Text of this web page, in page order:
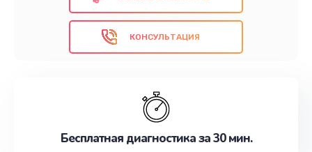
КОНСУЛЬТАЦИЯ
Бесплатная диагностика за 30 мин.